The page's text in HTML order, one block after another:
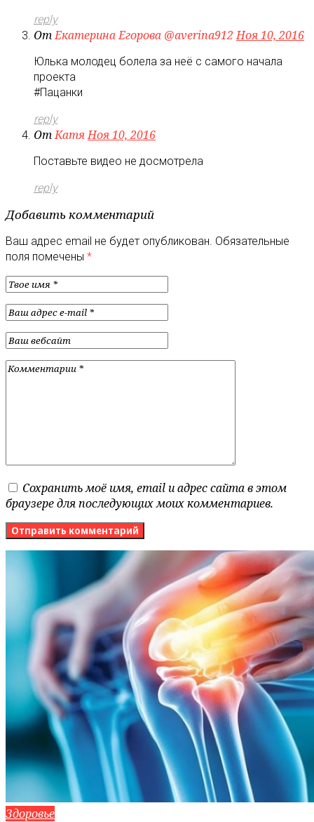
reply
От Екатерина Егорова ‏@averina912 Ноя 10, 2016
Юлька молодец болела за неё с самого начала
проекта
#Пацанки
reply
ОтКатяНоя 10, 2016
Поставьте видео не досмотрела
reply
Добавить комментарий
Ваш адрес email не будет опубликован. Обязательные
поля помечены *
Сохранить моё имя, email и адрес сайта в этом
браузере для последующих моих комментариев.
Здоровье